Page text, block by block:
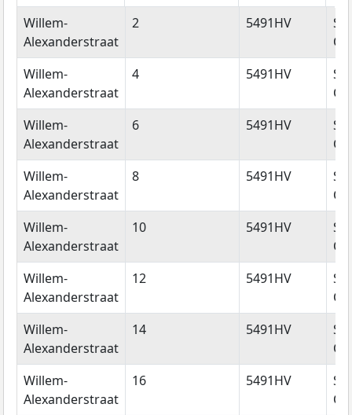
Straatnaam
Huisnummer Postcode
Willem-
Alexanderstraat
2 5491HV
Willem-
Alexanderstraat
4 5491HV
Willem-
Alexanderstraat
6 5491HV
Willem-
Alexanderstraat
8 5491HV
Willem-
Alexanderstraat
10 5491HV
Willem-
Alexanderstraat
12 5491HV
Willem-
Alexanderstraat
14 5491HV
Willem-
Alexanderstraat
16 5491HV